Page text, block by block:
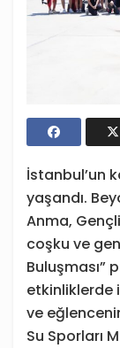
İstanbul’un
yaşandı.
Anma,
coşku ve
Buluşması”
etkinliklerde
ve
Su Sporları